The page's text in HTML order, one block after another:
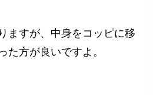
ますが、中身をコッピに移
た方が良いですよ。